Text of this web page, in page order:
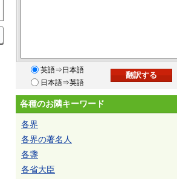
英語⇒日本語
日本語⇒英語
各種のお隣キーワード
各界
各界の著名人
各盞
各省大臣